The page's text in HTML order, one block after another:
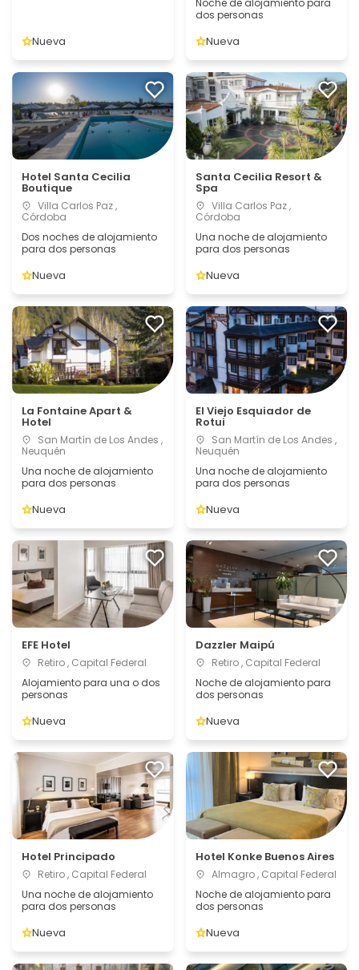
Nueva
Noche de alojamiento para
dos personas
Nueva
Hotel Santa Cecilia
Boutique
Villa Carlos Paz ,
Córdoba
Dos noches de alojamiento
para dos personas
Nueva
Santa Cecilia Resort &
Spa
Villa Carlos Paz ,
Córdoba
Una noche de alojamiento
para dos personas
Nueva
La Fontaine Apart &
Hotel
San Martín de Los Andes ,
Neuquén
Una noche de alojamiento
para dos personas
Nueva
El Viejo Esquiador de
Rotui
San Martín de Los Andes ,
Neuquén
Una noche de alojamiento
para dos personas
Nueva
EFE Hotel
Retiro , Capital Federal
Alojamiento para una o dos
personas
Nueva
Dazzler Maipú
Retiro , Capital Federal
Noche de alojamiento para
dos personas
Nueva
Hotel Principado
Retiro , Capital Federal
Una noche de alojamiento
para dos personas
Nueva
Hotel Konke Buenos Aires
Almagro , Capital Federal
Noche de alojamiento para
dos personas
Nueva